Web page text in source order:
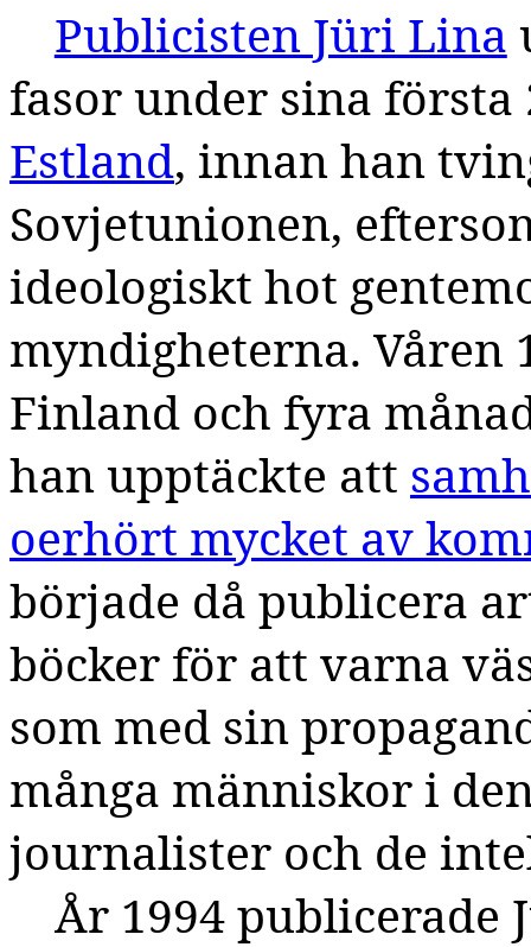
Publicisten Jüri Lina
fasor under sina
Estland, innan han
Sovjetunionen,
ideologiskt hot
myndigheterna. Våren
Finland och fyra
han upptäckte att
oerhört mycket av
började då publicera
böcker för att varna
som med sin
många människor i
journalister och de
År 1994 publicerade